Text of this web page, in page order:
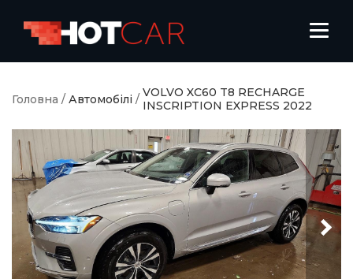
Головна / Автомобілі / VOLVO XC60 T8 RECHARGE
INSCRIPTION EXPRESS 2022